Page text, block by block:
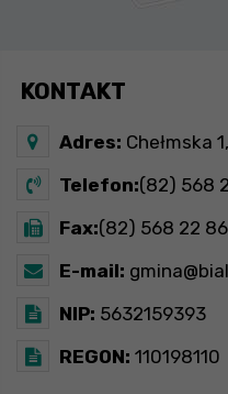
KONTAKT
Adres: Chełmska
Telefon:(82) 568
Fax:(82) 568 22 86
E-mail:
NIP: 5632159393
REGON: 110198110